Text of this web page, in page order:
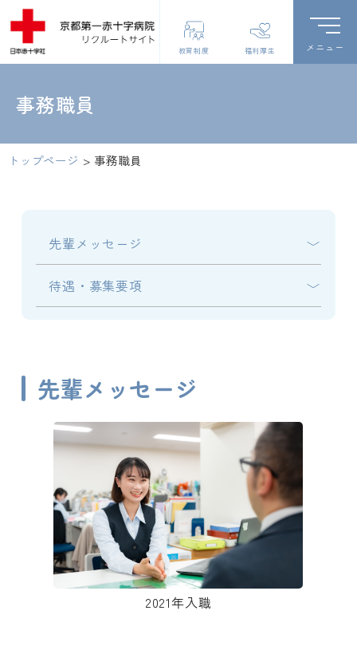
教育制度 福利厚生
事務職員
トップページ >事務職員
先輩メッセージ
待遇・募集要項
先輩メッセージ
2021年入職